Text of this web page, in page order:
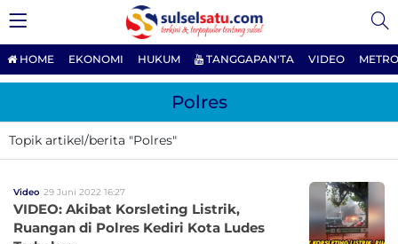
HOME EKONOMI HUKUM TANGGAPAN'TA VIDEO
Polres
Topik artikel/berita "Polres"
Video 29 Juni 2022 16:27
VIDEO: Akibat Korsleting Listrik,
Ruangan di Polres Kediri Kota Ludes